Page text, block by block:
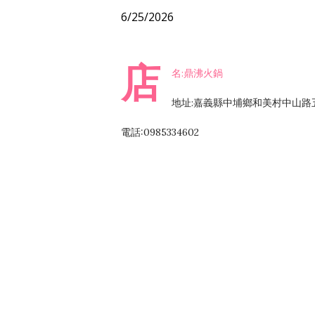
6/25/2026
店 名:鼎沸火鍋
地址:嘉義縣中埔鄉和美村中山路
電話:0985334602